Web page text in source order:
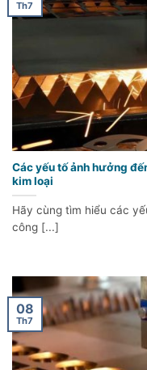
Các yếu tố ảnh hưởng
kim loại
Hãy cùng tìm hiểu các
công [...]
Th7
08
Th7